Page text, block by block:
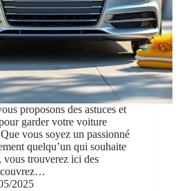
proposons des astuces et
garder votre voiture
vous soyez un passionné
quelqu’un qui souhaite
vous trouverez ici des
2025